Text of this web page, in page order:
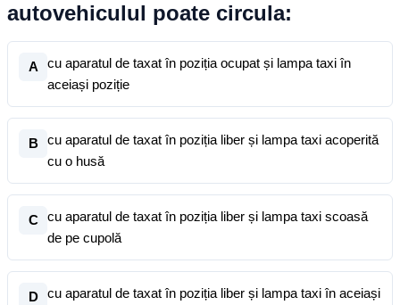
autovehiculul poate circula:
A
cu aparatul de taxat în poziția ocupat și lampa taxi în
aceiași poziție
B
cu aparatul de taxat în poziția liber și lampa taxi acoperită
cu o husă
C
cu aparatul de taxat în poziția liber și lampa taxi scoasă
de pe cupolă
D
cu aparatul de taxat în poziția liber și lampa taxi în aceiași